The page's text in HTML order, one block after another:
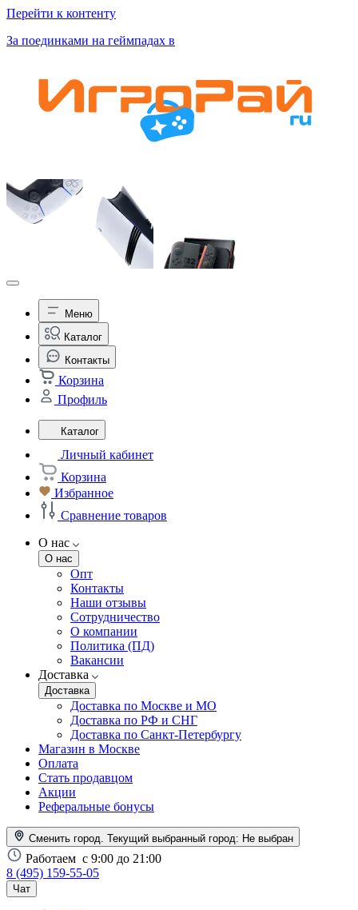
Перейти к контенту
За поединками на геймпадах в
Меню
Каталог
Контакты
Корзина
Профиль
Каталог
Личный кабинет
Корзина
Избранное
Сравнение товаров
О нас
О нас
Опт
Контакты
Наши отзывы
Сотрудничество
О компании
Политика (ПД)
Вакансии
Доставка
Доставка
Доставка по Москве и МО
Доставка по РФ и СНГ
Доставка по Санкт-Петербургу
Магазин в Москве
Оплата
Стать продавцом
Акции
Реферальные бонусы
Сменить город. Текущий выбранный город: Не выбран
Работаем с 9:00 до 21:00
8 (495) 159-55-05
Чат